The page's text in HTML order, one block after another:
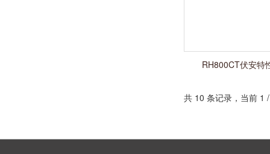
RH800CT伏安特
共 10 条记录，当前